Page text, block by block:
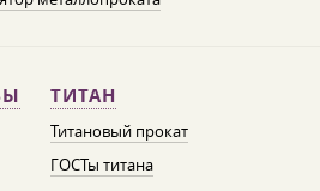
ТИТАН
Титановый прокат
ГОСТы титана